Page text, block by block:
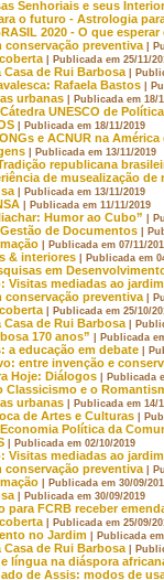
Senhoriais e seus
o futuro - Astrologia
2020 - O que
conservação preventiva |
| Publicada em 25/11/
de Rui Barbosa |
Rafaela Bastos |
urbanas | Publicada em 18/
UNESCO de
| Publicada em 18/11/2019
e ACNUR na América
| Publicada em 13/11/2019
republicana
de musealização de
| Publicada em 13/11/2019
| Publicada em 11/11/2019
Humor ao Cubo” |
de Documentos |
| Publicada em 07/11/
& interiores | Publicada em
em
Visitas mediadas ao
conservação preventiva |
| Publicada em 25/10/
de Rui Barbosa |
170 anos” | Publicada
a educação em debate |
entre invenção e
Hoje: Diálogos | Publicada
Classicismo e o
urbanas | Publicada em 14/
de Artes e Culturas |
Política da
| Publicada em 02/10/2019
Visitas mediadas ao
conservação preventiva |
| Publicada em 30/09/
| Publicada em 30/09/2019
para FCRB receber
| Publicada em 25/09/
no Jardim | Publicada
de Rui Barbosa |
língua na diáspora
de Assis: modos de